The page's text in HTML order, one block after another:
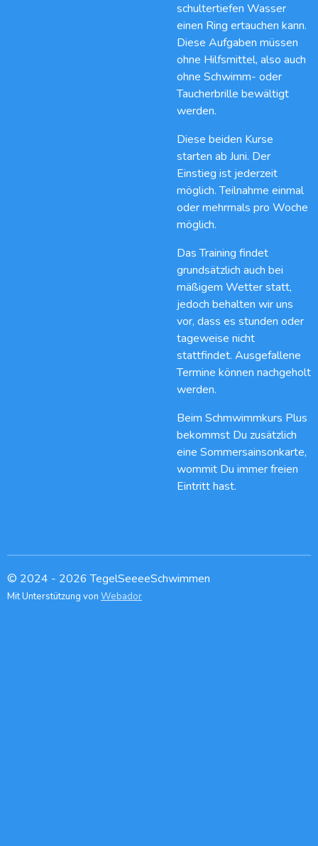
schultertiefen Wasser
einen Ring ertauchen kann.
Diese Aufgaben müssen
ohne Hilfsmittel, also auch
ohne Schwimm- oder
Taucherbrille bewältigt
werden.
Diese beiden Kurse
starten ab Juni. Der
Einstieg ist jederzeit
möglich. Teilnahme einmal
oder mehrmals pro Woche
möglich.
Das Training findet
grundsätzlich auch bei
mäßigem Wetter statt,
jedoch behalten wir uns
vor, dass es stunden oder
tageweise nicht
stattfindet. Ausgefallene
Termine können nachgeholt
werden.
Beim Schmwimmkurs Plus
bekommst Du zusätzlich
eine Sommersainsonkarte,
wommit Du immer freien
Eintritt hast.
© 2024 - 2026 TegelSeeeeSchwimmen
Mit Unterstützung von Webador